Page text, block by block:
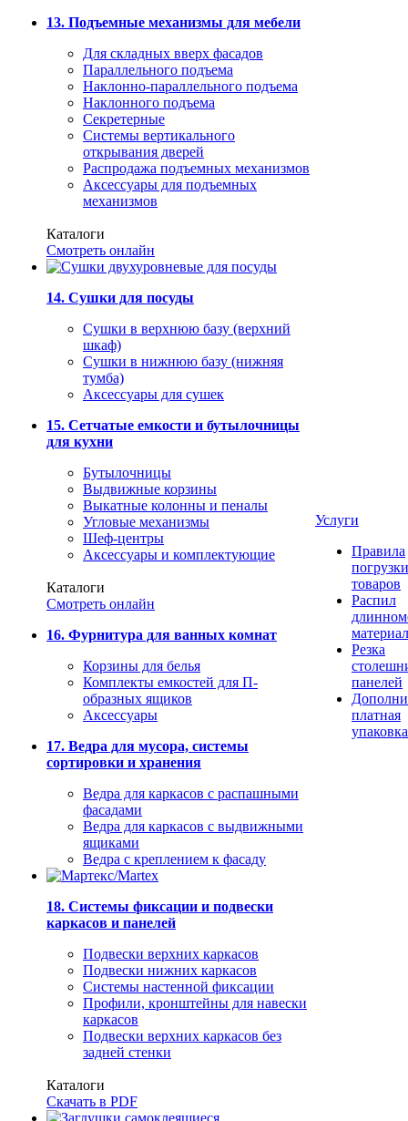
13. Подъемные механизмы для мебели
Для складных вверх фасадов
Параллельного подъема
Наклонно-параллельного подъема
Наклонного подъема
Секретерные
Системы вертикального
открывания дверей
Распродажа подъемных механизмов
Аксессуары для подъемных
механизмов
Каталоги
Смотреть онлайн
14. Сушки для посуды
Сушки в верхнюю базу (верхний
шкаф)
Сушки в нижнюю базу (нижняя
тумба)
Аксессуары для сушек
15. Сетчатые емкости и бутылочницы
для кухни
Бутылочницы
Выдвижные корзины
Выкатные колонны и пеналы
Угловые механизмы
Шеф-центры
Аксессуары и комплектующие
Каталоги
Смотреть онлайн
16. Фурнитура для ванных комнат
Корзины для белья
Комплекты емкостей для П-
образных ящиков
Аксессуары
17. Ведра для мусора, системы
сортировки и хранения
Ведра для каркасов с распашными
фасадами
Ведра для каркасов с выдвижными
ящиками
Ведра с креплением к фасаду
18. Системы фиксации и подвески
каркасов и панелей
Подвески верхних каркасов
Подвески нижних каркасов
Системы настенной фиксации
Профили, кронштейны для навески
каркасов
Подвески верхних каркасов без
задней стенки
Каталоги
Скачать в PDF
Услуги
Правила
погрузки
товаров
Распил
Резка
панелей
платная
упаковка